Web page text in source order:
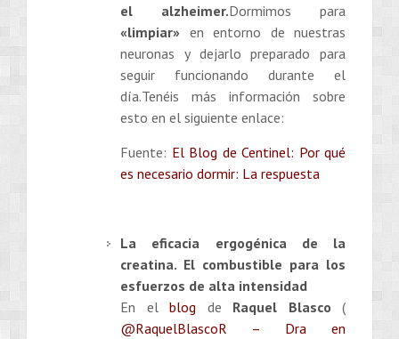
el alzheimer.Dormimos para
«limpiar» en entorno de nuestras
neuronas y dejarlo preparado para
seguir funcionando durante el
día.Tenéis más información sobre
esto en el siguiente enlace:
Fuente: El Blog de Centinel: Por qué
es necesario dormir: La respuesta
La eficacia ergogénica de la
creatina. El combustible para los
esfuerzos de alta intensidad
En el blog de Raquel Blasco (
@RaquelBlascoR – Dra en